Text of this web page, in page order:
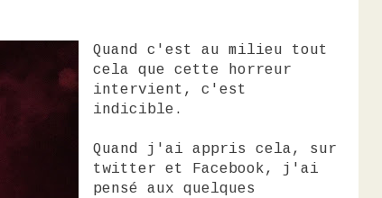
Quand c'est au milieu tout
cela que cette horreur
intervient, c'est
indicible.
Quand j'ai appris cela, sur
twitter et Facebook, j'ai
pensé aux quelques